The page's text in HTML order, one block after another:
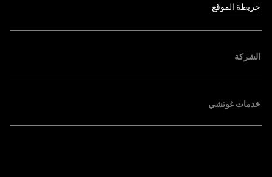
خريطة الموقع
الشركة
خدمات غوتشي